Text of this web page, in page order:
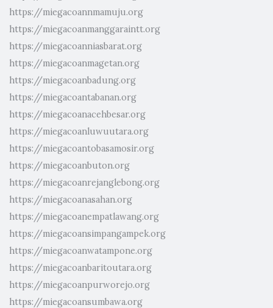
https://miegacoannmamuju.org
https://miegacoanmanggaraintt.org
https://miegacoanniasbarat.org
https://miegacoanmagetan.org
https://miegacoanbadung.org
https://miegacoantabanan.org
https://miegacoanacehbesar.org
https://miegacoanluwuutara.org
https://miegacoantobasamosir.org
https://miegacoanbuton.org
https://miegacoanrejanglebong.org
https://miegacoanasahan.org
https://miegacoanempatlawang.org
https://miegacoansimpangampek.org
https://miegacoanwatampone.org
https://miegacoanbaritoutara.org
https://miegacoanpurworejo.org
https://miegacoansumbawa.org